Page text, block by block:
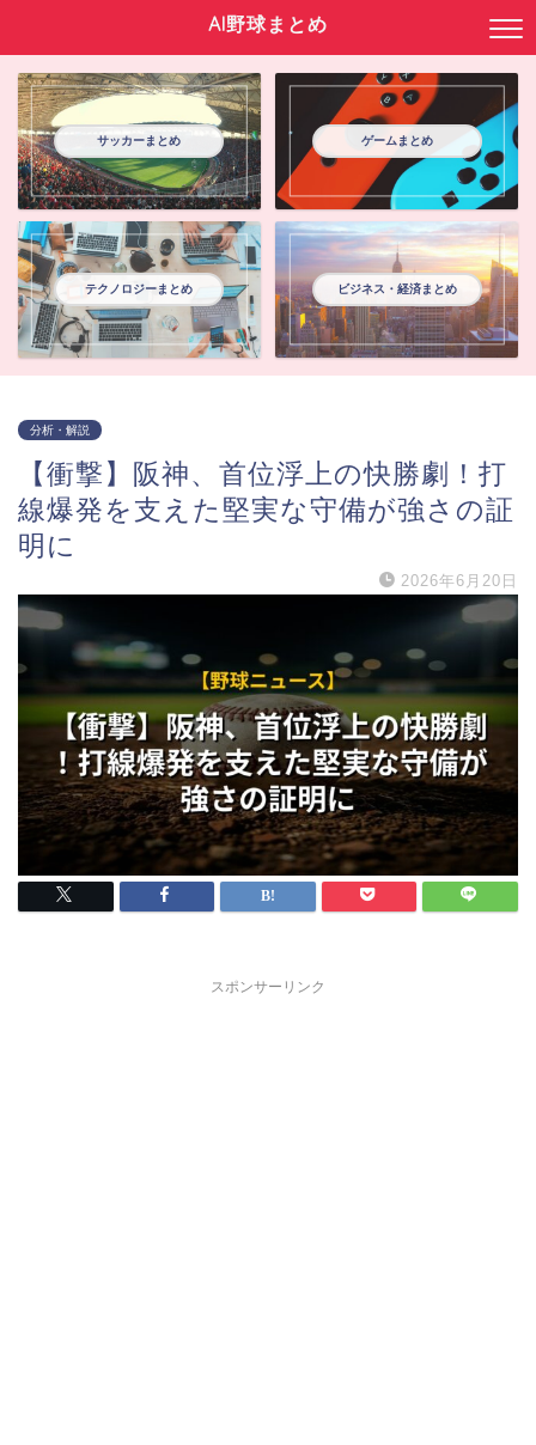
AI野球まとめ
サッカーまとめ ゲームまとめ
テクノロジーまとめ ビジネス・経済まとめ
分析・解説
【衝撃】阪神、首位浮上の快勝劇！打
線爆発を支えた堅実な守備が強さの証
明に
2026年6月20日
スポンサーリンク